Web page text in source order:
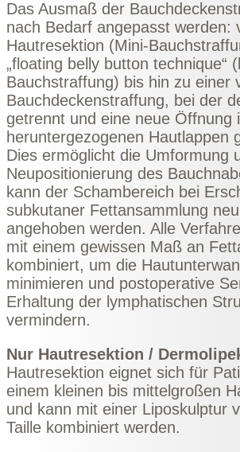
Das Ausmaß der
nach Bedarf angepasst werden:
Hautresektion (Mini-
„floating belly button technique“
Bauchstraffung) bis hin zu einer
Bauchdeckenstraffung, bei der
getrennt und eine neue Öffnung
heruntergezogenen Hautlappen
Dies ermöglicht die Umformung
Neupositionierung des
kann der Schambereich bei
subkutaner Fettansammlung
angehoben werden. Alle
mit einem gewissen Maß an
kombiniert, um die
minimieren und postoperative
Erhaltung der lymphatischen
vermindern.
Nur Hautresektion /
Hautresektion eignet sich für
einem kleinen bis mittelgroßen
und kann mit einer Liposkulptur
Taille kombiniert werden.